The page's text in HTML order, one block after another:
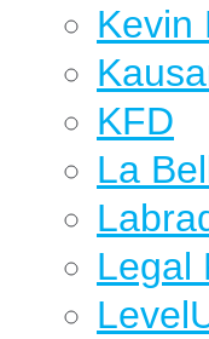
Kevin
KFD
La
Legal